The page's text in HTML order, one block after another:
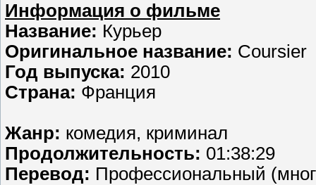
Информация о фильме
Название: Курьер
Оригинальное название: Coursier
Год выпуска: 2010
Страна: Франция
Жанр: комедия, криминал
Продолжительность: 01:38:29
Перевод: Профессиональный